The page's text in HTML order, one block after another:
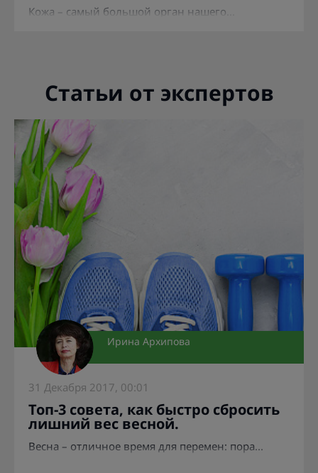
Кожа – самый большой орган нашего...
Статьи от экспертов
Ирина Архипова
31 Декабря 2017, 00:01
Топ-3 совета, как быстро сбросить
лишний вес весной.
Весна – отличное время для перемен: пора...